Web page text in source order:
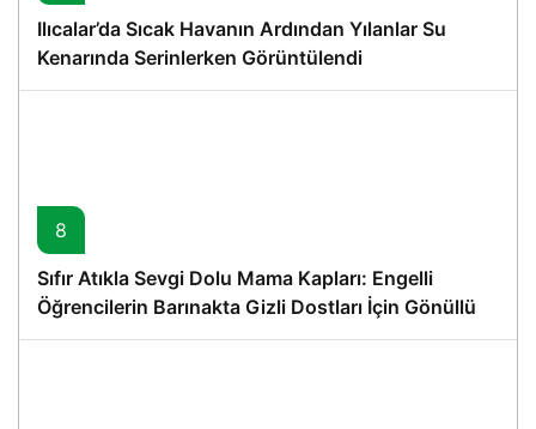
Ilıcalar’da Sıcak Havanın Ardından Yılanlar Su
Kenarında Serinlerken Görüntülendi
8
Sıfır Atıkla Sevgi Dolu Mama Kapları: Engelli
Öğrencilerin Barınakta Gizli Dostları İçin Gönüllü
Proje